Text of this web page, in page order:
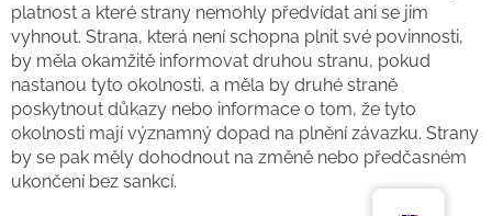
platnost a které strany nemohly předvídat ani se jim
vyhnout. Strana, která není schopna plnit své povinnosti,
by měla okamžitě informovat druhou stranu, pokud
nastanou tyto okolnosti, a měla by druhé straně
poskytnout důkazy nebo informace o tom, že tyto
okolnosti mají významný dopad na plnění závazku. Strany
by se pak měly dohodnout na změně nebo předčasném
ukončení bez sankcí.